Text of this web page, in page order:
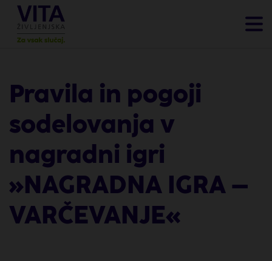
Pravila in pogoji
sodelovanja v
nagradni igri
»NAGRADNA IGRA –
VARČEVANJE«